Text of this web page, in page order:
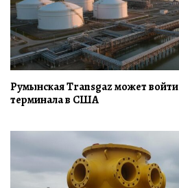
Румынская Transgaz может
терминала в США